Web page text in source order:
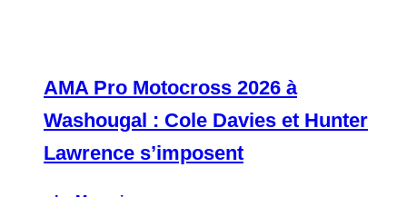
AMA Pro Motocross 2026 à
Washougal : Cole Davies et Hunter
Lawrence s’imposent